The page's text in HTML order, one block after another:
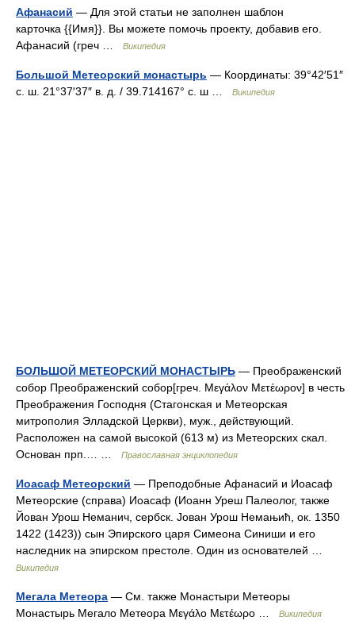
Афанасий — Для этой статьи не заполнен шаблон
карточка {{Имя}}. Вы можете помочь проекту, добавив его.
Афанасий (греч …
Википедия
Большой Метеорский монастырь — Координаты: 39°42′51″
с. ш. 21°37′37″ в. д. / 39.714167° с. ш …
Википедия
БОЛЬШОЙ МЕТЕОРСКИЙ МОНАСТЫРЬ — Преображенский
собор Преображенский собор[греч. Μεγάλον Μετέωρον] в честь
Преображения Господня (Стагонская и Метеорская
митрополия Элладской Церкви), муж., действующий.
Расположен на самой высокой (613 м) из Метеорских скал.
Основан прп.… …
Православная энциклопедия
Иоасаф Метеорский — Преподобные Афанасий и Иоасаф
Метеорские (справа) Иоасаф (Иоанн Уреш Палеолог, также
Йован Урош Неманич, сербск. Јован Урош Немањић, ок. 1350
1422 (1423)) сын Эпирского царя Симеона Синиши и его
наследник на эпирском престоле. Один из основателей …
Википедия
Мегала Метеора — См. также Монастыри Метеоры
Монастырь Мегало Метеора Μεγάλο Μετέωρο …
Википедия